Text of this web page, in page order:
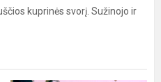
kuprinės svorį. Sužinojo ir